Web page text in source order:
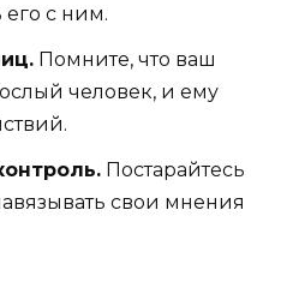
его с ним.
Помните, что ваш
человек, и ему
Постарайтесь
свои мнения